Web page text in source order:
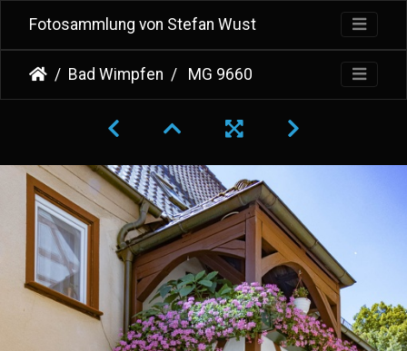
Fotosammlung von Stefan Wust
Bad Wimpfen MG 9660